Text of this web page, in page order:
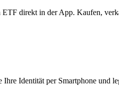
direkt in der App. Kaufen,
Identität per Smartphone und